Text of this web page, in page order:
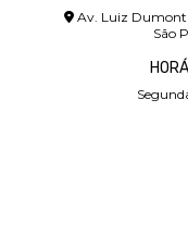
Av. Luiz Dumont
São